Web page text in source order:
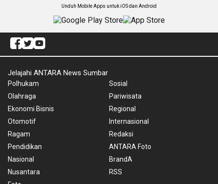
Unduh Mobile Apps untuk iOS dan Android
Jelajahi ANTARA News Sumbar
Polhukam
Olahraga
Ekonomi Bisnis
Otomotif
Ragam
Pendidikan
Nasional
Nusantara
Sosial
Pariwisata
Regional
Internasional
Redaksi
ANTARA Foto
BrandA
RSS